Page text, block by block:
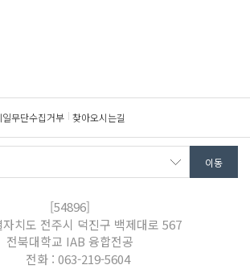
일무단수집거부 찾아오시는길
[54896]
자치도 전주시 덕진구 백제대로 567
전북대학교 IAB 융합전공
전화 : 063-219-5604